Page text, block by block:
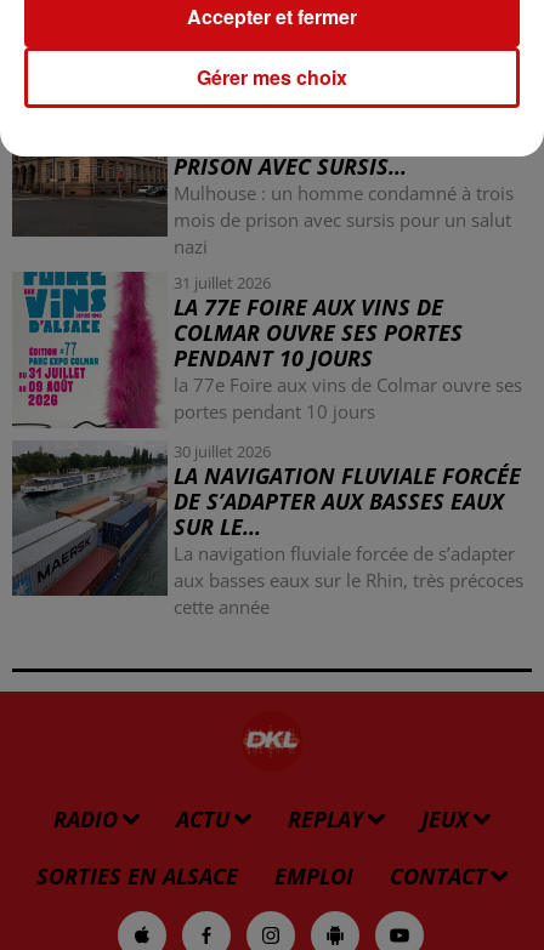
LES AUTRES ACTUALITÉS
31 juillet 2026
MULHOUSE : UN HOMME
PRISON AVEC SURSIS...
Mulhouse : un homme condamné à trois
mois de prison avec sursis pour un salut
nazi
31 juillet 2026
LA 77E FOIRE AUX VINS DE
COLMAR OUVRE SES PORTES
PENDANT 10 JOURS
la 77e Foire aux vins de Colmar ouvre ses
portes pendant 10 jours
30 juillet 2026
LA NAVIGATION FLUVIALE FORCÉE
DE S’ADAPTER AUX BASSES EAUX
SUR LE...
La navigation fluviale forcée de s’adapter
aux basses eaux sur le Rhin, très précoces
cette année
RADIO ACTU REPLAY
JEUX
SORTIES EN ALSACE
EMPLOI CONTACT
Gérer mes choix
Accepter et fermer